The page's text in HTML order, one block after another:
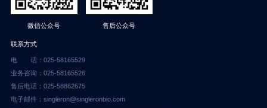
微信公众号 售后公众号
联系方式
电 话：025-58165529
业务咨询：025-58165526
售后电话：025-58862675
电子邮件：singleron@singleronbio.com